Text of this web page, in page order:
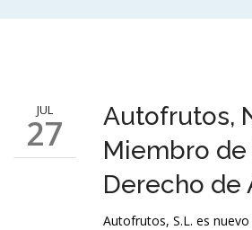
JUL
27
Autofrutos,
Miembro de
Derecho de
Autofrutos, S.L. es